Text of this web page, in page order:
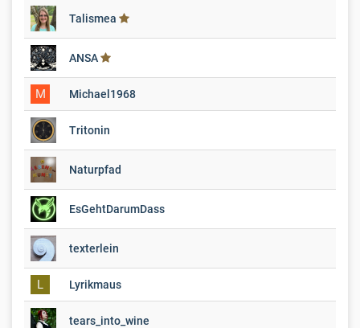
Talismea
ANSA
M Michael1968
Tritonin
Naturpfad
EsGehtDarumDass
texterlein
L Lyrikmaus
tears_into_wine